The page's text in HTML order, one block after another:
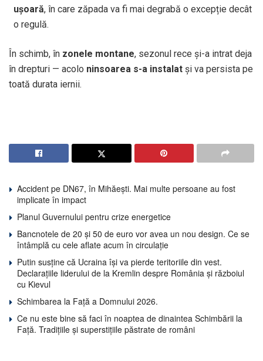
ușoară, în care zăpada va fi mai degrabă o excepție decât
o regulă.
În schimb, în zonele montane, sezonul rece și-a intrat deja
în drepturi — acolo ninsoarea s-a instalat și va persista pe
toată durata iernii.
Accident pe DN67, în Mihăești. Mai multe persoane au fost
implicate în impact
Planul Guvernului pentru crize energetice
Bancnotele de 20 și 50 de euro vor avea un nou design. Ce se
întâmplă cu cele aflate acum în circulație
Putin susține că Ucraina își va pierde teritoriile din vest.
Declarațiile liderului de la Kremlin despre România și războiul
cu Kievul
Schimbarea la Față a Domnului 2026.
Ce nu este bine să faci în noaptea de dinaintea Schimbării la
Față. Tradițiile și superstițiile păstrate de români